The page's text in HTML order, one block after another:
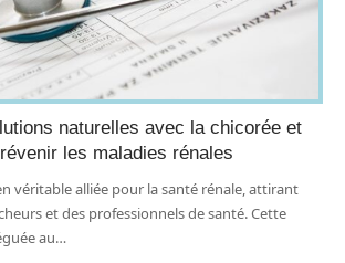
naturelles avec la chicorée et
les maladies rénales
véritable alliée pour la santé rénale, attirant
et des professionnels de santé. Cette
au…